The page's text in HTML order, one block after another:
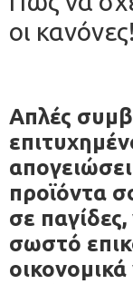
οι κανόνες!
Απλές
προϊόντα
σε παγίδες,
σωστό